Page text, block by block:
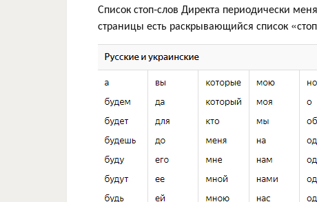
Список стоп-слов Директа периодически
страницы есть раскрывающийся список